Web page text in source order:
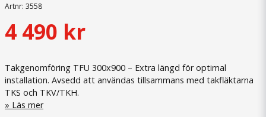
Artnr: 3558
4 490 kr
Takgenomföring TFU 300x900 – Extra längd för optimal
installation. Avsedd att användas tillsammans med takfläktarna
TKS och TKV/TKH.
Läs mer